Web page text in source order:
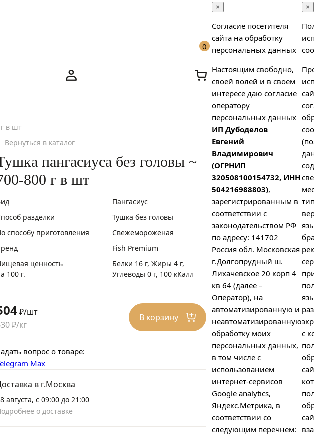
0
в шт
Вернуться в каталог
пангасиуса без головы ~
800 г в шт
Пангасиус
разделки
Тушка без головы
способу приготовления
Свежемороженая
Fish Premium
ценность
100 г.
Белки 16 г, Жиры 4 г,
Углеводы 0 г, 100 кКалл
₽/шт
₽/кг
В корзину
вопрос о товаре:
Max
в г.Москва
августа, с 09:00 до 21:00
о доставке
персональных
×
Согласие посетителя
сайта на обработку
персональных данных
Настоящим свободно,
своей волей и в своем
интересе даю согласие
оператору
персональных данных
ИП Дубоделов
Евгений
Владимирович
(ОГРНИП
320508100154732, ИНН
504216988803),
зарегистрированным в
соответствии с
законодательством РФ
по адресу: 141702
Россия обл. Московская
г.Долгопрудный ш.
Лихачевское 20 корп 4
кв 64 (далее –
Оператор), на
автоматизированную и
неавтоматизированную
обработку моих
персональных данных,
в том числе с
использованием
интернет-сервисов
Google analytics,
Яндекс.Метрика, в
соответствии со
следующим перечнем:
×
с